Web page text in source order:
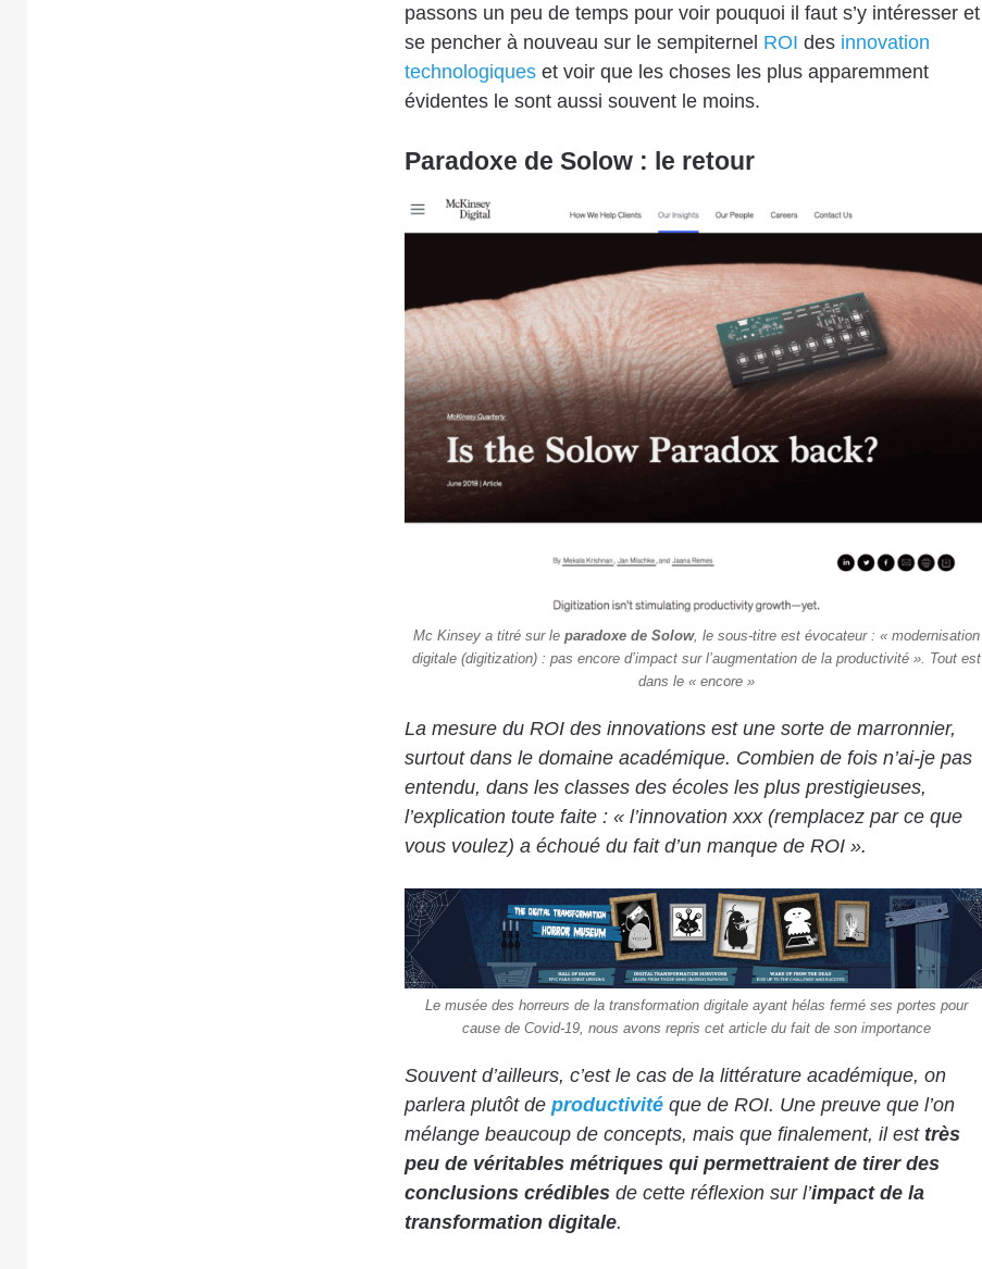
passons un peu de temps pour voir pouquoi il faut s’y intéresser et
se pencher à nouveau sur le sempiternel ROI des innovation
technologiqueset voir que les choses les plus apparemment
évidentes le sont aussi souvent le moins.
Paradoxe de Solow : le retour
Mc Kinsey a titré sur leparadoxe de Solow, le sous-titre est évocateur : « modernisation
digitale (digitization) : pasencore d’impact sur l’augmentation de la productivité ». Tout est
dans le « encore »
La mesure du ROI des innovations est une sorte de marronnier,
surtout dans le domaine académique. Combien de fois n’ai-je pas
entendu, dans les classes des écoles les plus prestigieuses,
l’explication toute faite : « l’innovation xxx (remplacez par ce que
vous voulez) a échoué du fait d’un manque de ROI ».
Le musée des horreurs de la transformation digitale ayant hélas fermé ses portes pour
cause de Covid-19, nous avons repris cet article du fait de son importance
Souvent d’ailleurs, c’est le cas de la littérature académique, on
parlera plutôt de productivitéque de ROI. Une preuve que l’on
mélange beaucoup de concepts, mais que finalement, il est très
peu de véritables métriques qui permettraient de tirer des
conclusions crédiblesde cette réflexion sur l’impact de la
transformation digitale.